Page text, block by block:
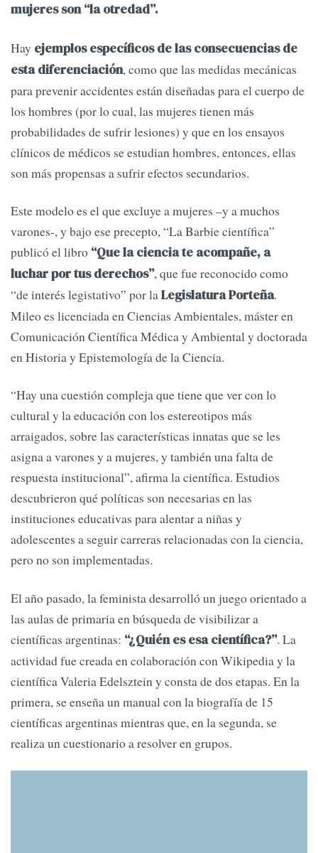
mujeres son “la otredad”.
Hay ejemplos específicos de las consecuencias de
esta diferenciación, como que las medidas mecánicas
para prevenir accidentes están diseñadas para el cuerpo de
los hombres (por lo cual, las mujeres tienen más
probabilidades de sufrir lesiones) y que en los ensayos
clínicos de médicos se estudian hombres, entonces, ellas
son más propensas a sufrir efectos secundarios.
Este modelo es el que excluye a mujeres –y a muchos
varones-, y bajo ese precepto, “La Barbie científica”
publicó el libro “Que la ciencia te acompañe, a
luchar por tus derechos”, que fue reconocido como
“de interés legistativo” por laLegislatura Porteña.
Mileo es licenciada en Ciencias Ambientales, máster en
Comunicación Científica Médica y Ambiental y doctorada
en Historia y Epistemología de la Ciencia.
“Hay una cuestión compleja que tiene que ver con lo
cultural y la educación con los estereotipos más
arraigados, sobre las características innatas que se les
asigna a varones y a mujeres, y también una falta de
respuesta institucional”, afirma la científica. Estudios
descubrieron qué políticas son necesarias en las
instituciones educativas para alentar a niñas y
adolescentes a seguir carreras relacionadas con la ciencia,
pero no son implementadas.
El año pasado, la feminista desarrolló un juego orientado a
las aulas de primaria en búsqueda de visibilizar a
científicas argentinas: “¿Quién es esa científica?”. La
actividad fue creada en colaboración con Wikipedia y la
científica Valeria Edelsztein y consta de dos etapas. En la
primera, se enseña un manual con la biografía de 15
científicas argentinas mientras que, en la segunda, se
realiza un cuestionario a resolver en grupos.